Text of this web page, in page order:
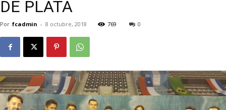
DE PLATA
Por fcadmin - 8 octubre, 2018 769 0